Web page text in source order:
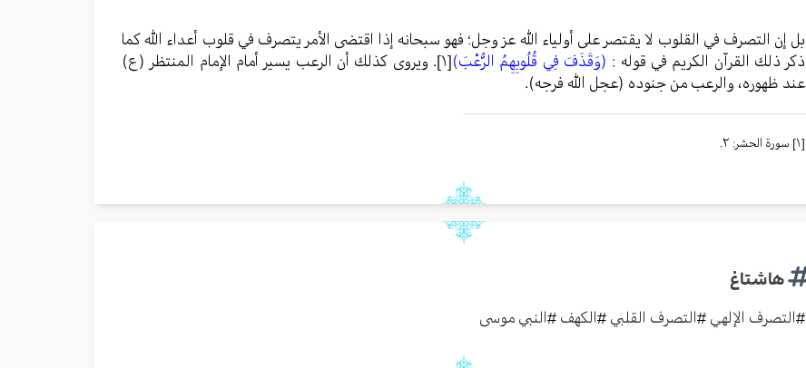
بل إن التصرف في القلوب لا يقتصر على أولياء الله عز وجل؛ فهو سبحانه إذا اقتضى الأمر يتصرف في قلوب أعداء الله كما
ذكر ذلك القرآن الكريم في قوله : (وَقَذَفَ فِي قُلُوبِهِمُ الرُّعْبَ)[١] . ويروى كذلك أن الرعب يسير أمام الإمام المنتظر (ع)
عند ظهوره، والرعب من جنوده (عجل الله فرجه).
[١] سورة الحشر: ٢.
هاشتاغ
#التصرف الإلهي #التصرف القلبي #الكهف #النبي موسى